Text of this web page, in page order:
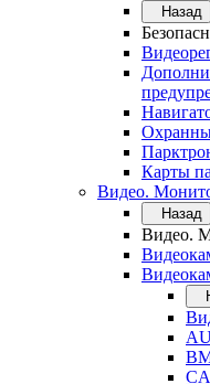
Назад
Карты
Видео.
Назад
Видео.